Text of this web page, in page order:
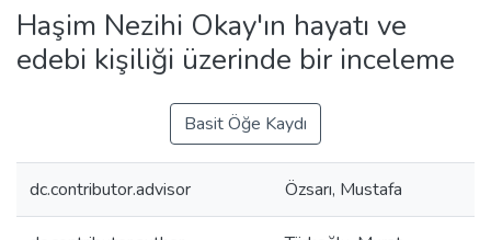
Haşim Nezihi Okay'ın hayatı ve
edebi kişiliği üzerinde bir inceleme
Basit Öğe Kaydı
dc.contributor.advisor Özsarı, Mustafa